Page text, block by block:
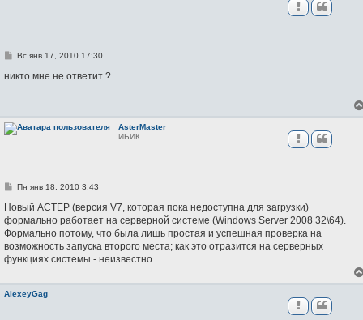
С
о
и
е
Вс янв 17, 2010 17:30
никто мне не ответит ?
AsterMaster
ИБИК
С
о
щ
е
н
е
Пн янв 18, 2010 3:43
Новый АСТЕР (версия V7, которая пока недоступна для загрузки)
формально работает на серверной системе (Windows Server 2008 32\64).
Формально потому, что была лишь простая и успешная проверка на
возможность запуска второго места; как это отразится на серверных
функциях системы - неизвестно.
AlexeyGag